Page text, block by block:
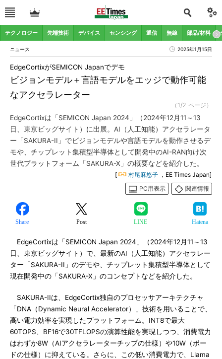
テクノロジー 先端技術 デバイス センシング 通信 無線 部品/材料
ニュース 2025年1月15日
ビジョンモデル＋言語モデルをエッジで動作可能
なアクセラレーター
EdgeCortixがSEMICON Japanでデモ
（1/2 ページ）
EdgeCortixは「SEMICON Japan 2024」（2024年12月11～13
日、東京ビッグサイト）に出展。AI（人工知能）アクセラレータ
ー「SAKURA-II」でビジョンモデルや言語モデルを動作させるデ
モや、チップレット集積型半導体として開発中のAI-RAN向け次
世代プラットフォーム「SAKURA-X」の概要などを紹介した。
[ 村尾麻悠子 ，EE Times Japan]
PC用表示
関連情報
Share Post LINE Hatena
EdgeCortixは「SEMICON Japan 2024」（2024年12月11～13
日、東京ビッグサイト）で、最新のAI（人工知能）アクセラレー
ター「SAKURA-II」のデモや、チップレット集積型半導体として
現在開発中の「SAKURA-X」のコンセプトなどを紹介した。
SAKURA-IIは、EdgeCortix独自のプロセッサアーキテクチャ
「DNA（Dynamic Neural Accelerator）」技術を用いることで、
高い電力効率を実現したプラットフォーム。INT8で最大
60TOPS、BF16で30TFLOPSの演算性能を実現しつつ、消費電力
はわずか8W（AIアクセラレーターチップの仕様）や10W（ボー
ドの仕様）に抑えている。さらに、この低い消費電力で、Llama